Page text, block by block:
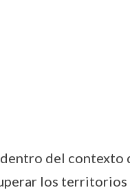
del
los